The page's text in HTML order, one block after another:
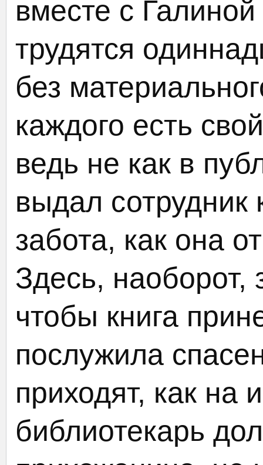
вместе с
трудятся
без
каждого есть
ведь не как в
выдал сотрудник
забота, как она
Здесь, наоборот,
чтобы книга
послужила
приходят, как на
библиотекарь